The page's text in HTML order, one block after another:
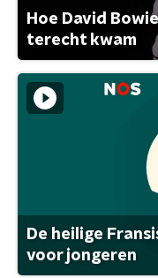
Hoe David
terecht kwam
De heilige
voor jongeren